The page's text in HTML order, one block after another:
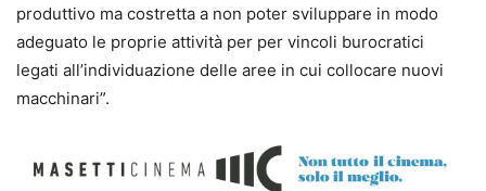
produttivo ma costretta a non poter sviluppare in modo
adeguato le proprie attività per per vincoli burocratici
legati all’individuazione delle aree in cui collocare nuovi
macchinari”.